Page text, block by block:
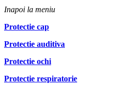
Inapoi la meniu
Protectie cap
Protectie auditiva
Protectie ochi
Protectie respiratorie